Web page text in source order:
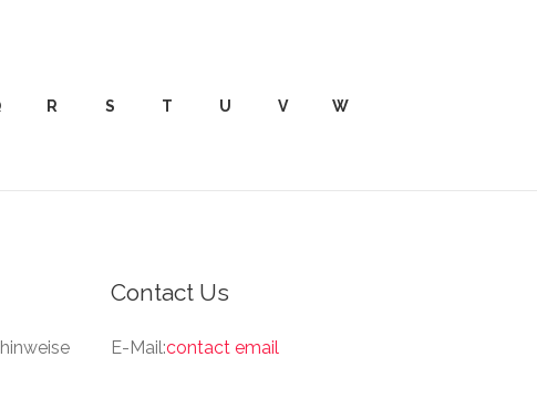
R S T U V W
Contact Us
E-Mail:contact email